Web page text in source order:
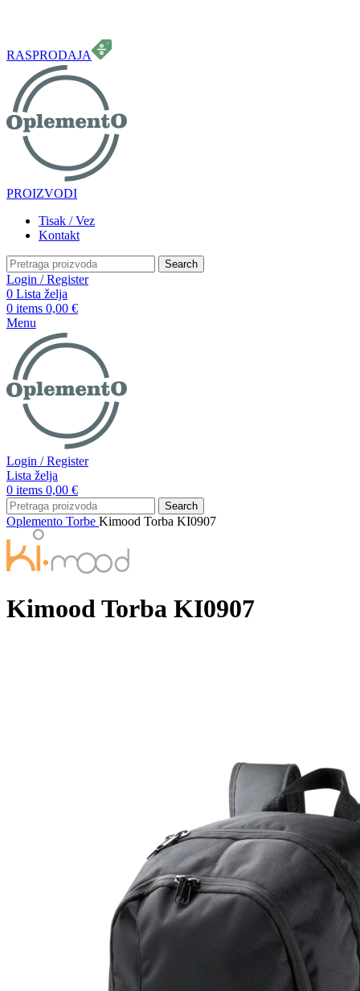
RASPRODAJA
PROIZVODI
Tisak / Vez
Kontakt
Search
Login / Register
0 Lista želja
0 items 0,00 €
Menu
Login / Register
Lista želja
0 items 0,00 €
Search
Oplemento Torbe Kimood Torba KI0907
Kimood Torba KI0907